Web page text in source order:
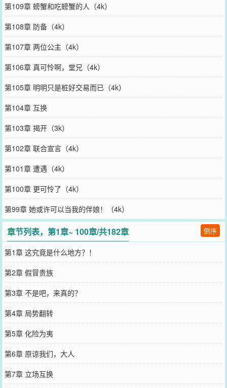
第109章 螃蟹和吃螃蟹的人（4k）
第108章 防备（4k）
第107章 两位公主（4k）
第106章 真可怜啊，堂兄（4k）
第105章 明明只是桩好交易而已（4k）
第104章 互换
第103章 揭开（3k）
第102章 联合宣言（4k）
第101章 遭遇（4k）
第100章 更可怜了（4k）
第99章 她或许可以当我的伴娘！（4k）
章节列表，第1章~ 100章/共182章 倒序
第1章 这究竟是什么地方？！
第2章 假冒贵族
第3章 不是吧，来真的？
第4章 局势翻转
第5章 化险为夷
第6章 原谅我们，大人
第7章 立场互换